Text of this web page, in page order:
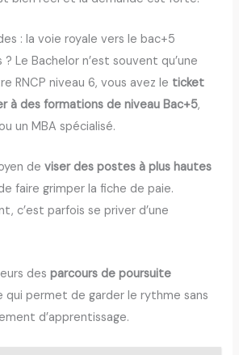
: la voie royale vers le bac+5
Le Bachelor n’est souvent qu’une
RNCP niveau 6, vous avez le ticket
à des formations de niveau Bac+5,
un MBA spécialisé.
deviser des postes à plus hautes
faire grimper la fiche de paie.
c’est parfois se priver d’une
desparcours de poursuite
qui permet de garder le rythme sans
d’apprentissage.